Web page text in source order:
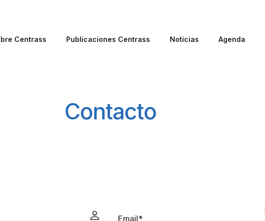
Centrass Publicaciones Centrass Noticias Agenda
Contacto